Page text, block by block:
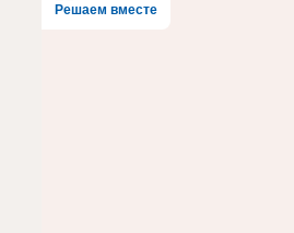
Решаем вместе